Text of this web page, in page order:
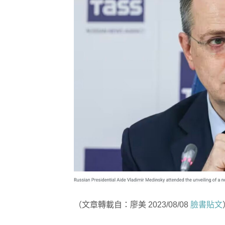
（文章轉載自：廖美 2023/08/08 臉書貼文